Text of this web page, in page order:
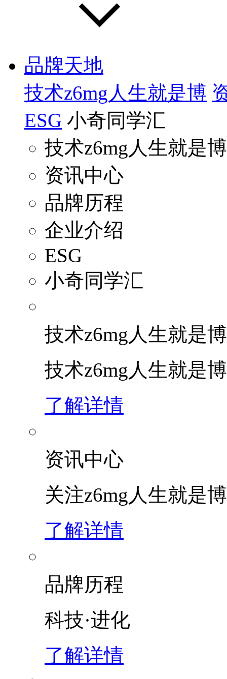
品牌天地
技术z6mg人生就是博
ESG 小奇同学汇
技术z6mg人生就是博
资讯中心
品牌历程
企业介绍
ESG
小奇同学汇
技术z6mg人生就是博
技术z6mg人生就是
了解详情
资讯中心
关注z6mg人生就是博
了解详情
品牌历程
科技·进化
了解详情